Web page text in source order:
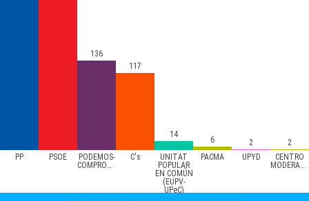
PP PSOE
PODEMOS-
COMPROMÍS
C's
UNITAT
POPULAR
EN COMÚN
(EUPV-
UPeC)
PACMA UPYD
CENTRO
MODERADO
136
117
14
6 2 2